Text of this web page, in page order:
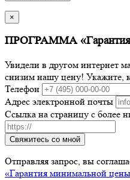
×
ПРОГРАММА «Гарантия
Увидели в другом интернет
снизим нашу цену! Укажите,
Телефон
Адрес электронной почты
Ссылка на страницу с более
Свяжитесь со мной
Отправляя запрос, вы
«Гарантия минимальной